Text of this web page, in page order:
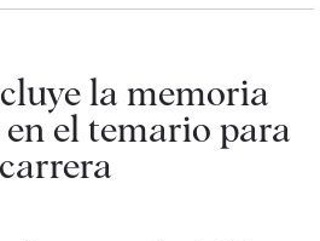
la memoria
el temario para